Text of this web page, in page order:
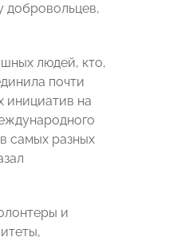
добровольцев,
людей, кто,
почти
инициатив на
самых разных
и